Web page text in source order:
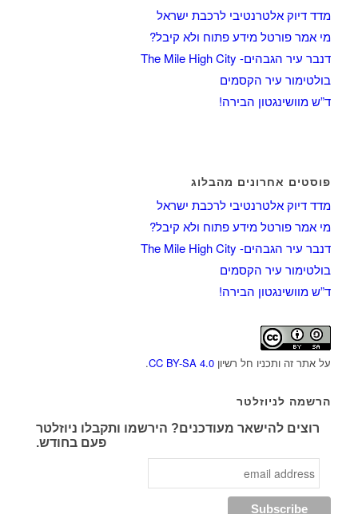
מדד דיוק אלטרנטיבי לרכבת ישראל
מי אמר פורטל מידע פתוח ולא קיבל?
דנבר עיר הגבהים- The Mile High City
בולטימור עיר הקסמים
ד”ש מוושינגטון הבירה!
פוסטים אחרונים מהבלוג
מדד דיוק אלטרנטיבי לרכבת ישראל
מי אמר פורטל מידע פתוח ולא קיבל?
דנבר עיר הגבהים- The Mile High City
בולטימור עיר הקסמים
ד”ש מוושינגטון הבירה!
על אתר זה ותכניו חל רשיון CC BY-SA 4.0
.
הרשמה לניוזלטר
רוצים להישאר מעודכנים? הירשמו ותקבלו ניוזלטר
פעם בחודש.